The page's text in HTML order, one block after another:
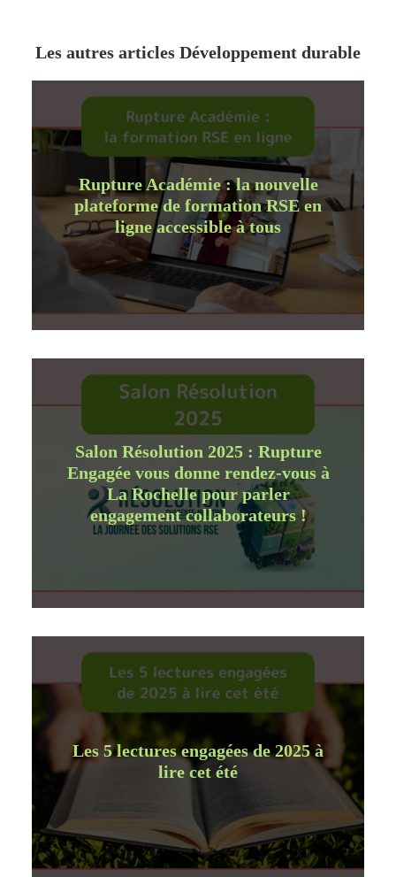
Les autres articles Développement durable
Rupture Académie : la nouvelle
plateforme de formation RSE en
ligne accessible à tous
Salon Résolution 2025 : Rupture
Engagée vous donne rendez-vous à
La Rochelle pour parler
engagement collaborateurs !
Les 5 lectures engagées de 2025 à
lire cet été